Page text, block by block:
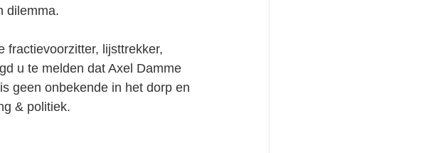
dilemma.
fractievoorzitter, lijsttrekker,
u te melden dat Axel Damme
geen onbekende in het dorp en
& politiek.